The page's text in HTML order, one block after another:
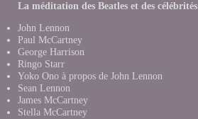
La méditation des Beatles et des célébrités
John Lennon
Paul McCartney
George Harrison
Ringo Starr
Yoko Ono à propos de John Lennon
Sean Lennon
James McCartney
Stella McCartney